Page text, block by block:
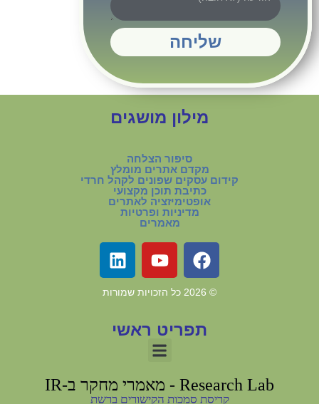
שליחה
מילון מושגים
סיפור הצלחה
מקדם אתרים מומלץ
קידום עסקים שפונים לקהל חרדי
כתיבת תוכן מקצועי
אופטימיזציה לאתרים
מדיניות ופרטיות
מאמרים
©
2026 כל הזכויות שמורות
תפריט ראשי
Research Lab - מאמרי מחקר ב-IR
קריסת סמכות הקישורים ברשת